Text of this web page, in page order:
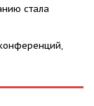
стала